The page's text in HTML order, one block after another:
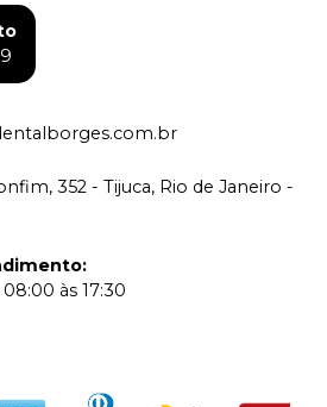
352 - Tijuca, Rio de Janeiro -
:
às 17:30